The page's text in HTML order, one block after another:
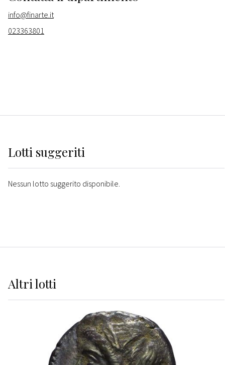
info@finarte.it
023363801
Lotti suggeriti
Nessun lotto suggerito disponibile.
Altrilotti